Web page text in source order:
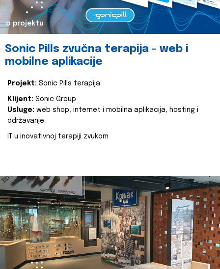
o projektu
Sonic Pills zvučna terapija - web i
mobilne aplikacije
Projekt: Sonic Pills terapija
Klijent: Sonic Group
Usluge: web shop, internet i mobilna aplikacija, hosting i
održavanje
IT u inovativnoj terapiji zvukom